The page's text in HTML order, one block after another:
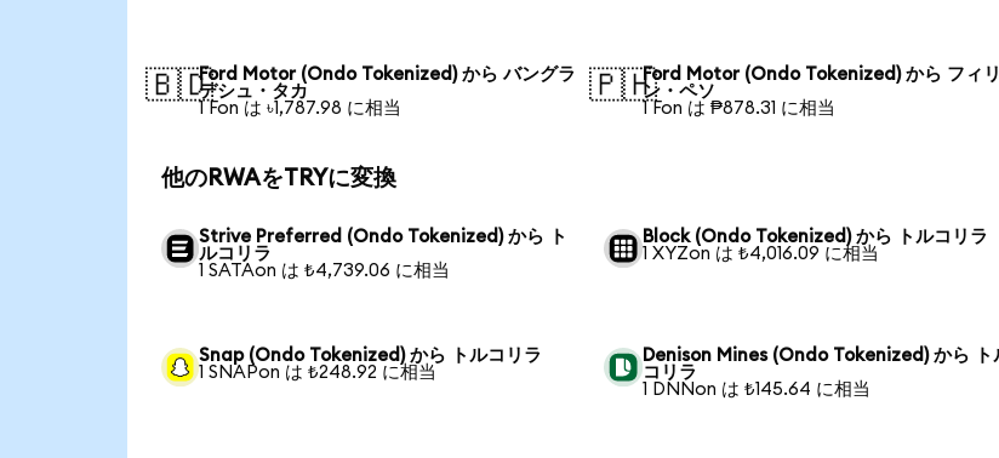
🇧🇩Ford Motor (Ondo Tokenized) から バングラ
デシュ・タカ
1 Fon は ৳1,787.98 に相当
🇵🇭Ford Motor (Ondo Tokenized) から フィ
ン・ペソ
1 Fon は ₱878.31 に相当
他のRWAをTRYに変換
Strive Preferred (Ondo Tokenized) から ト
ルコリラ
1 SATAon は ₺4,739.06 に相当
Block (Ondo Tokenized) から トルコリラ
1 XYZon は ₺4,016.09 に相当
Snap (Ondo Tokenized) から トルコリラ
1 SNAPon は ₺248.92 に相当
Denison Mines (Ondo Tokenized) から ト
コリラ
1 DNNon は ₺145.64 に相当